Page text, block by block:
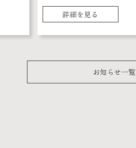
詳細を見る
お知らせ一覧